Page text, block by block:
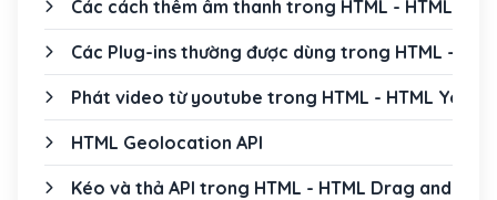
Các cách thêm âm thanh trong HTML - HTML
Các Plug-ins thường được dùng trong HTML -
Phát video từ youtube trong HTML - HTML
HTML Geolocation API
Kéo và thả API trong HTML - HTML Drag and